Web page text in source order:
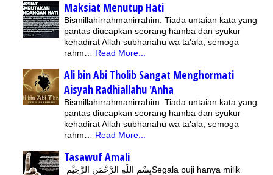
Maksiat Menutup Hati
Bismillahirrahmanirrahim. Tiada untaian kata yang
pantas diucapkan seorang hamba dan syukur
kehadirat Allah subhanahu wa ta'ala, semoga
rahm… Read More...
Ali bin Abi Tholib Sangat Menghormati
Aisyah Radhiallahu 'Anha
Bismillahirrahmanirrahim. Tiada untaian kata yang
pantas diucapkan seorang hamba dan syukur
kehadirat Allah subhanahu wa ta'ala, semoga
rahm… Read More...
Tasawuf Amali